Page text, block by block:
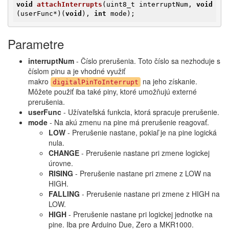
void attachInterrupts (uint8_t interruptNum, void
(userFunc*) ( void ) , int mode) ;
Parametre
interruptNum - Číslo prerušenia. Toto číslo sa nezhoduje s
číslom pinu a je vhodné využiť
makro digitalPinToInterrupt
na jeho získanie.
Môžete použiť iba také piny, ktoré umožňujú externé
prerušenia.
userFunc - Užívateľská funkcia, ktorá spracuje prerušenie.
mode - Na akú zmenu na pine má prerušenie reagovať.
LOW - Prerušenie nastane, pokiaľ je na pine logická
nula.
CHANGE - Prerušenie nastane pri zmene logickej
úrovne.
RISING - Prerušenie nastane pri zmene z LOW na
HIGH.
FALLING - Prerušenie nastane pri zmene z HIGH na
LOW.
HIGH - Prerušenie nastane pri logickej jednotke na
pine. Iba pre Arduino Due, Zero a MKR1000.